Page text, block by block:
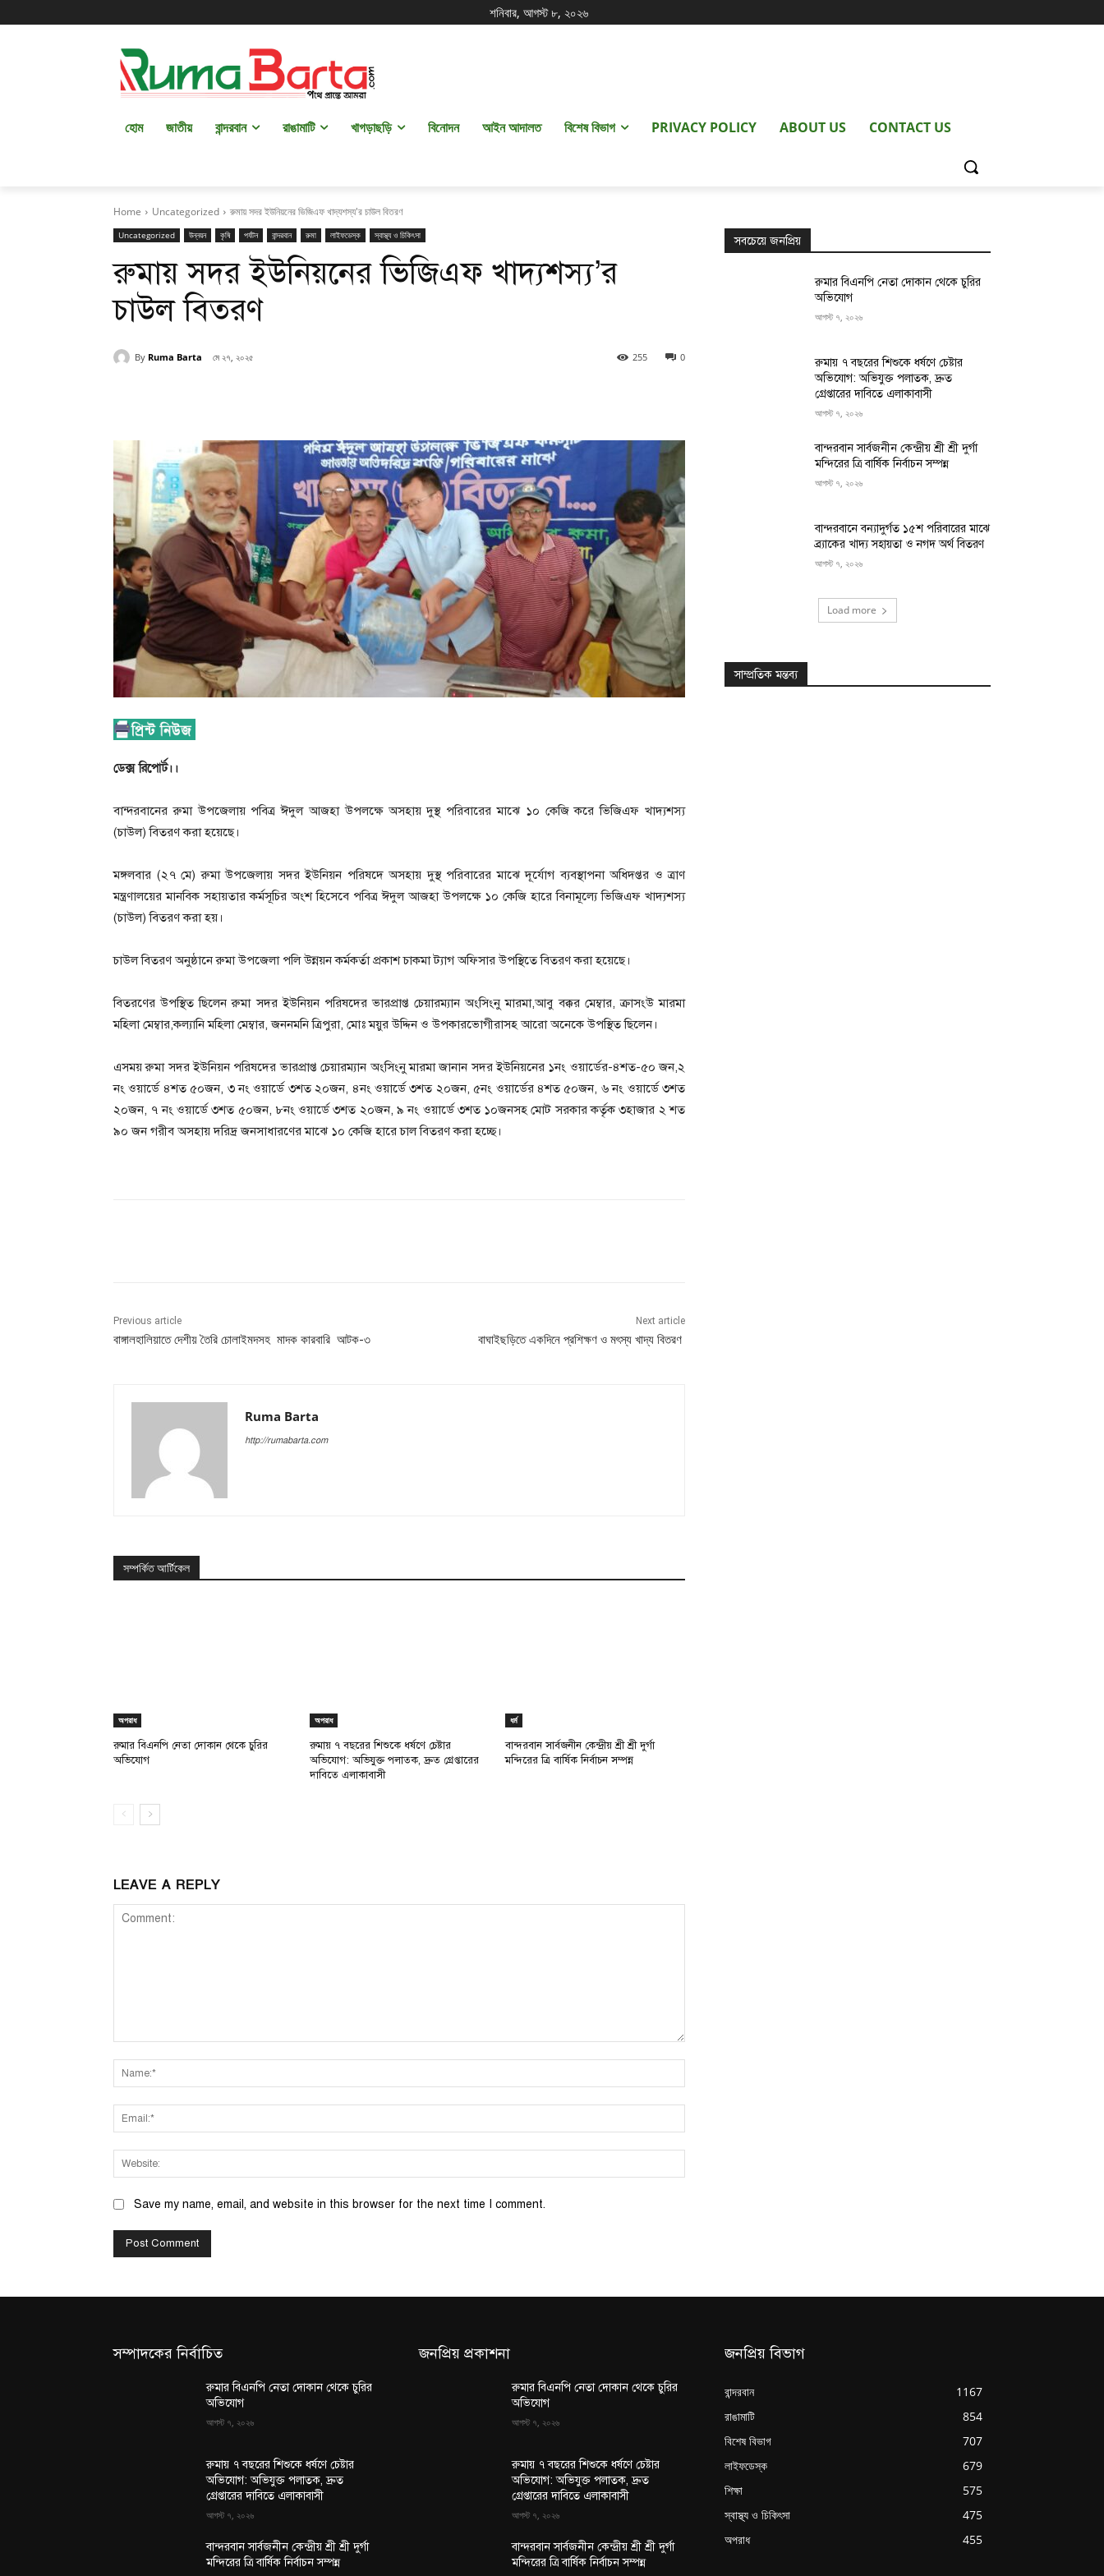
শনিবার, আগস্ট ৮, ২০২৬
হোম জাতীয় বান্দরবান রাঙামাটি খাগড়াছড়ি বিনোদন আইন আদালত বিশেষ বিভাগ PRIVACY POLICY ABOUT US CONTACT US
Home Uncategorized রুমায় সদর ইউনিয়নের ভিজিএফ খাদ্যশস্য'র চাউল বিতরণ
Uncategorized উন্নয়ন কৃষি পর্যটন বান্দরবান রুমা লাইফডেস্ক স্বাস্থ্য ও চিকিৎসা
রুমায় সদর ইউনিয়নের ভিজিএফ খাদ্যশস্য’র
চাউল বিতরণ
By Ruma Barta মে ২৭, ২০২৫ 0
255
ডেক্স রিপোর্ট।।
বান্দরবানের রুমা উপজেলায় পবিত্র ঈদুল আজহা উপলক্ষে অসহায় দুস্থ পরিবারের মাঝে ১০ কেজি করে ভিজিএফ খাদ্যশস্য
(চাউল) বিতরণ করা হয়েছে।
মঙ্গলবার (২৭ মে) রুমা উপজেলায় সদর ইউনিয়ন পরিষদে অসহায় দুস্থ পরিবারের মাঝে দূর্যোগ ব্যবস্থাপনা অধিদপ্তর ও ত্রাণ
মন্ত্রণালয়ের মানবিক সহায়তার কর্মসূচির অংশ হিসেবে পবিত্র ঈদুল আজহা উপলক্ষে ১০ কেজি হারে বিনামূল্যে ভিজিএফ খাদ্যশস্য
(চাউল) বিতরণ করা হয়।
চাউল বিতরণ অনুষ্ঠানে রুমা উপজেলা পলি উন্নয়ন কর্মকর্তা প্রকাশ চাকমা ট্যাগ অফিসার উপস্থিতে বিতরণ করা হয়েছে।
বিতরণের উপস্থিত ছিলেন রুমা সদর ইউনিয়ন পরিষদের ভারপ্রাপ্ত চেয়ারম্যান অংসিংনু মারমা,আবু বক্কর মেম্বার, ক্রাসংউ মারমা
মহিলা মেম্বার,কল্যানি মহিলা মেম্বার, জননমনি ত্রিপুরা, মোঃ ময়ুর উদ্দিন ও উপকারভোগীরাসহ আরো অনেকে উপস্থিত ছিলেন।
এসময় রুমা সদর ইউনিয়ন পরিষদের ভারপ্রাপ্ত চেয়ারম্যান অংসিংনু মারমা জানান সদর ইউনিয়নের ১নং ওয়ার্ডের-৪শত-৫০ জন,২
নং ওয়ার্ডে ৪শত ৫০জন, ৩ নং ওয়ার্ডে ৩শত ২০জন, ৪নং ওয়ার্ডে ৩শত ২০জন, ৫নং ওয়ার্ডের ৪শত ৫০জন, ৬ নং ওয়ার্ডে ৩শত
২০জন, ৭ নং ওয়ার্ডে ৩শত ৫০জন, ৮নং ওয়ার্ডে ৩শত ২০জন, ৯ নং ওয়ার্ডে ৩শত ১০জনসহ মোট সরকার কর্তৃক ৩হাজার ২ শত
৯০ জন গরীব অসহায় দরিদ্র জনসাধারণের মাঝে ১০ কেজি হারে চাল বিতরণ করা হচ্ছে।
Previous article
বাঙ্গালহালিয়াতে দেশীয় তৈরি চোলাইমদসহ মাদক কারবারি আটক-৩
Next article
বাঘাইছড়িতে একদিনে প্রশিক্ষণ ও মৎস্য খাদ্য বিতরণ
Ruma Barta
http://rumabarta.com
সম্পর্কিত আর্টিকেল
অপরাধ
রুমার বিএনপি নেতা দোকান থেকে চুরির
অভিযোগ
অপরাধ
রুমায় ৭ বছরের শিশুকে ধর্ষণে চেষ্টার
অভিযোগ: অভিযুক্ত পলাতক, দ্রুত গ্রেপ্তারের
দাবিতে এলাকাবাসী
ধর্ম
বান্দরবান সার্বজনীন কেন্দ্রীয় শ্রী শ্রী দুর্গা
মন্দিরের ত্রি বার্ষিক নির্বাচন সম্পন্ন
LEAVE A REPLY
Save my name, email, and website in this browser for the next time I comment.
সবচেয়ে জনপ্রিয়
রুমার বিএনপি নেতা দোকান থেকে চুরির
অভিযোগ
আগস্ট ৭, ২০২৬
রুমায় ৭ বছরের শিশুকে ধর্ষণে চেষ্টার
অভিযোগ: অভিযুক্ত পলাতক, দ্রুত
গ্রেপ্তারের দাবিতে এলাকাবাসী
আগস্ট ৭, ২০২৬
বান্দরবান সার্বজনীন কেন্দ্রীয় শ্রী শ্রী দুর্গা
মন্দিরের ত্রি বার্ষিক নির্বাচন সম্পন্ন
আগস্ট ৭, ২০২৬
বান্দরবানে বন্যাদুর্গত ১৫শ পরিবারের মাঝে
ব্র্যাকের খাদ্য সহায়তা ও নগদ অর্থ বিতরণ
আগস্ট ৭, ২০২৬
Load more
সাম্প্রতিক মন্তব্য
সম্পাদকের নির্বাচিত
রুমার বিএনপি নেতা দোকান থেকে চুরির
অভিযোগ
আগস্ট ৭, ২০২৬
রুমায় ৭ বছরের শিশুকে ধর্ষণে চেষ্টার
অভিযোগ: অভিযুক্ত পলাতক, দ্রুত
গ্রেপ্তারের দাবিতে এলাকাবাসী
আগস্ট ৭, ২০২৬
বান্দরবান সার্বজনীন কেন্দ্রীয় শ্রী শ্রী দুর্গা
মন্দিরের ত্রি বার্ষিক নির্বাচন সম্পন্ন
জনপ্রিয় প্রকাশনা
রুমার বিএনপি নেতা দোকান থেকে চুরির
অভিযোগ
আগস্ট ৭, ২০২৬
রুমায় ৭ বছরের শিশুকে ধর্ষণে চেষ্টার
অভিযোগ: অভিযুক্ত পলাতক, দ্রুত
গ্রেপ্তারের দাবিতে এলাকাবাসী
আগস্ট ৭, ২০২৬
বান্দরবান সার্বজনীন কেন্দ্রীয় শ্রী শ্রী দুর্গা
মন্দিরের ত্রি বার্ষিক নির্বাচন সম্পন্ন
জনপ্রিয় বিভাগ
বান্দরবান
1167
রাঙামাটি
854
বিশেষ বিভাগ
707
লাইফডেস্ক
679
শিক্ষা
575
স্বাস্থ্য ও চিকিৎসা
475
অপরাধ
455